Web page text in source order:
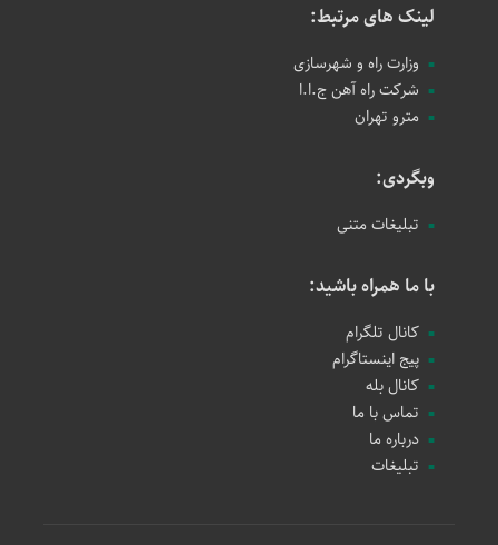
لینک های مرتبط:
وزارت راه و شهرسازی
شرکت راه آهن ج.ا.ا
مترو تهران
وبگردی:
تبلیغات متنی
با ما همراه باشید:
کانال تلگرام
پیج اینستاگرام
کانال بله
تماس با ما
درباره ما
تبلیغات